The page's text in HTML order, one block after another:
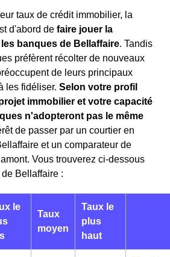
taux de crédit immobilier, la
d'abord de faire jouer la
banques de Bellaffaire. Tandis
préfèrent récolter de nouveaux
de leurs principaux
les fidéliser. Selon votre profil
immobilier et votre capacité
n'adopteront pas le même
de passer par un courtier en
et un comparateur de
Vous trouverez ci-dessous
Bellaffaire :
le
Taux
moyen
Taux le
plus
haut